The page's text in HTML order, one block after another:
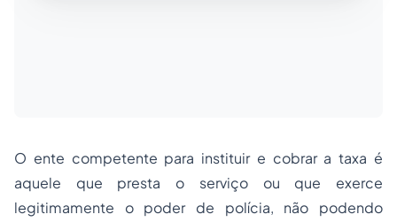
O ente competente para instituir e cobrar a taxa é
aquele que presta o serviço ou que exerce
legitimamente o poder de polícia, não podendo